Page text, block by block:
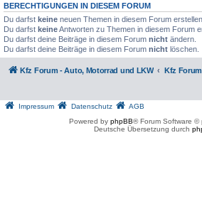
BERECHTIGUNGEN IN DIESEM FORUM
Du darfst keine neuen Themen in diesem Forum erstellen.
Du darfst keineAntworten zu Themen in diesem Forum
Du darfst deine Beiträge in diesem Forum nicht ändern.
Du darfst deine Beiträge in diesem Forum nicht löschen.
Kfz Forum - Auto, Motorrad und LKW Kfz
Impressum Datenschutz
AGB
Powered by phpBB® Forum Software ©
Deutsche Übersetzung durch